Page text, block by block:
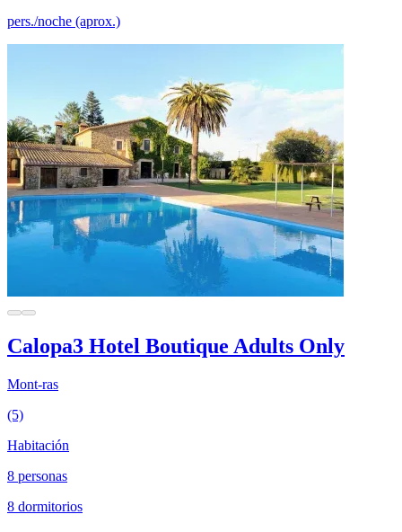
pers./noche (aprox.)
Calopa3 Hotel Boutique Adults Only
Mont-ras
(5)
Habitación
8 personas
8 dormitorios